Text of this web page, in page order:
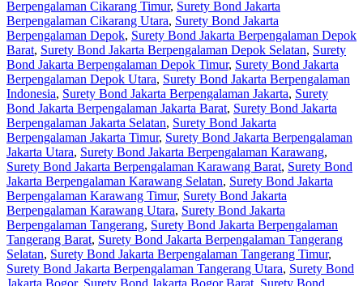
Berpengalaman Cikarang Timur, Surety Bond Jakarta
Berpengalaman Cikarang Utara, Surety Bond Jakarta
Berpengalaman Depok, Surety Bond Jakarta Berpengalaman Depok
Barat, Surety Bond Jakarta Berpengalaman Depok Selatan, Surety
Bond Jakarta Berpengalaman Depok Timur, Surety Bond Jakarta
Berpengalaman Depok Utara, Surety Bond Jakarta Berpengalaman
Indonesia, Surety Bond Jakarta Berpengalaman Jakarta, Surety
Bond Jakarta Berpengalaman Jakarta Barat, Surety Bond Jakarta
Berpengalaman Jakarta Selatan, Surety Bond Jakarta
Berpengalaman Jakarta Timur, Surety Bond Jakarta Berpengalaman
Jakarta Utara, Surety Bond Jakarta Berpengalaman Karawang,
Surety Bond Jakarta Berpengalaman Karawang Barat, Surety Bond
Jakarta Berpengalaman Karawang Selatan, Surety Bond Jakarta
Berpengalaman Karawang Timur, Surety Bond Jakarta
Berpengalaman Karawang Utara, Surety Bond Jakarta
Berpengalaman Tangerang, Surety Bond Jakarta Berpengalaman
Tangerang Barat, Surety Bond Jakarta Berpengalaman Tangerang
Selatan, Surety Bond Jakarta Berpengalaman Tangerang Timur,
Surety Bond Jakarta Berpengalaman Tangerang Utara, Surety Bond
Jakarta Bogor, Surety Bond Jakarta Bogor Barat, Surety Bond